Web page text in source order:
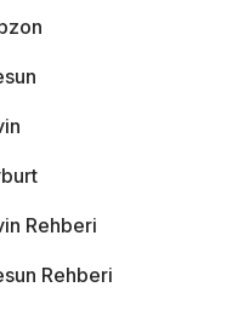
Rehberi
Rehberi